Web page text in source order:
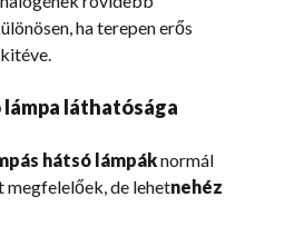
ha terepen erős
láthatósága
hátsó lámpáknormál
de lehetnehéz